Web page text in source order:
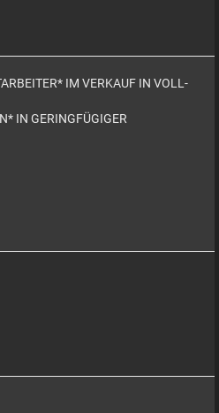
IM VERKAUF IN VOLL-
IN GERINGFÜGIGER